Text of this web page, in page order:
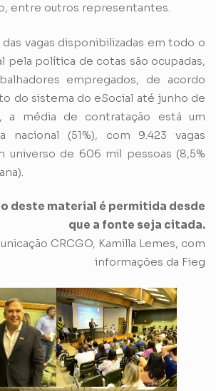
entre outros representantes.
vagas disponibilizadas em todo o
pela política de cotas são ocupadas,
empregados, de acordo
do sistema do eSocial até junho de
a média de contratação está um
nacional (51%), com 9.423 vagas
universo de 606 mil pessoas (8,5%
deste material é permitida desde
que a fonte seja citada.
CRCGO, Kamilla Lemes, com
informações da Fieg